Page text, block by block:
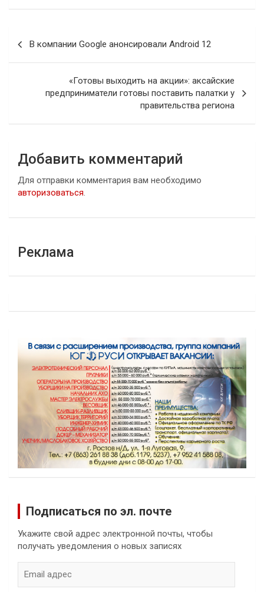
В компании Google анонсировали Android 12
«Готовы выходить на акции»: аксайские
предприниматели готовы поставить палатки у
правительства региона
Добавить комментарий
Для отправки комментария вам необходимо
авторизоваться.
Реклама
Подписаться по эл. почте
Укажите свой адрес электронной почты, чтобы
получать уведомления о новых записях
адрес